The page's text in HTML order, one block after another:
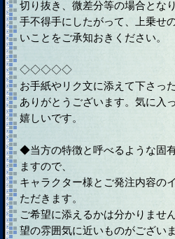
切り抜き、微差分等の場合とな
手不得手にしたがって、上乗せ
いことをご承知おきください。
◇◇◇◇◇
お手紙やリク文に添えて下さっ
ありがとうございます。気に入
嬉しいです。
◆当方の特徴と呼べるような固
ますので、
キャラクター様とご発注内容の
ただきます。
ご希望に添えるかは分かりませ
望の雰囲気に近いものがござい